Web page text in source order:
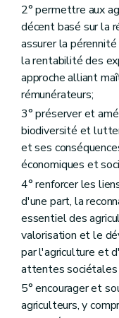
Section 2
Section 3
Chapitre III
Art. D80
Art. D81
Chapitre IV
Art. D82
Art. D83
Art. D84
Art. D85
Art. D86
Art. D87
Chapitre V
Art. D88
Art. D89
Art. D90
Titre IV
Chapitre Ier
Art. D91
Art. D92
Art. D93
Art. D94
Chapitre II
2° permettre aux
décent basé sur la
assurer la
la rentabilité des
approche alliant
rémunérateurs;
3° préserver et
biodiversité et
et ses
économiques et
4° renforcer les
d'une part, la
essentiel des
valorisation et le
par l'agriculture et
attentes sociétales
5° encourager et
agriculteurs, y